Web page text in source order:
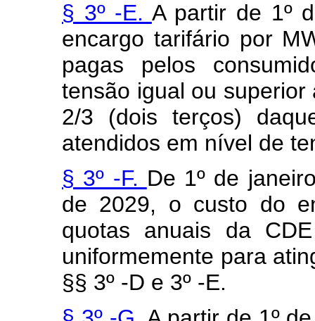
§ 3º -E. A partir de 1º
encargo tarifário por
pagas pelos
tensão igual ou
2/3 (dois terços)
atendidos em nível de
§ 3º -F. De 1º de
de 2029, o custo do
quotas anuais da
uniformemente para
§§ 3º -D e 3º -E.